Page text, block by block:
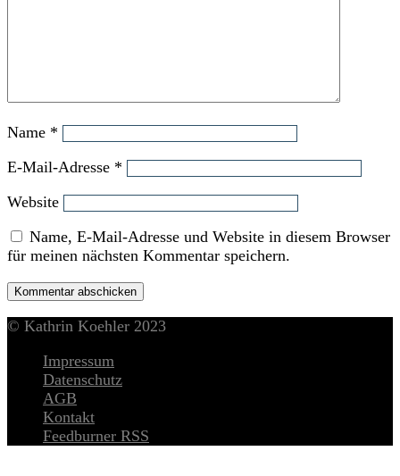
Name *
E-Mail-Adresse *
Website
Name, E-Mail-Adresse und Website in diesem Browser
für meinen nächsten Kommentar speichern.
© Kathrin Koehler 2023
Impressum
Datenschutz
AGB
Kontakt
Feedburner RSS